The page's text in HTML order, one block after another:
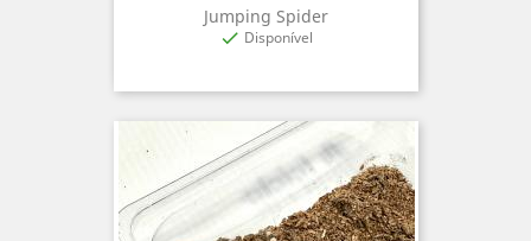
Jumping Spider
 Disponível